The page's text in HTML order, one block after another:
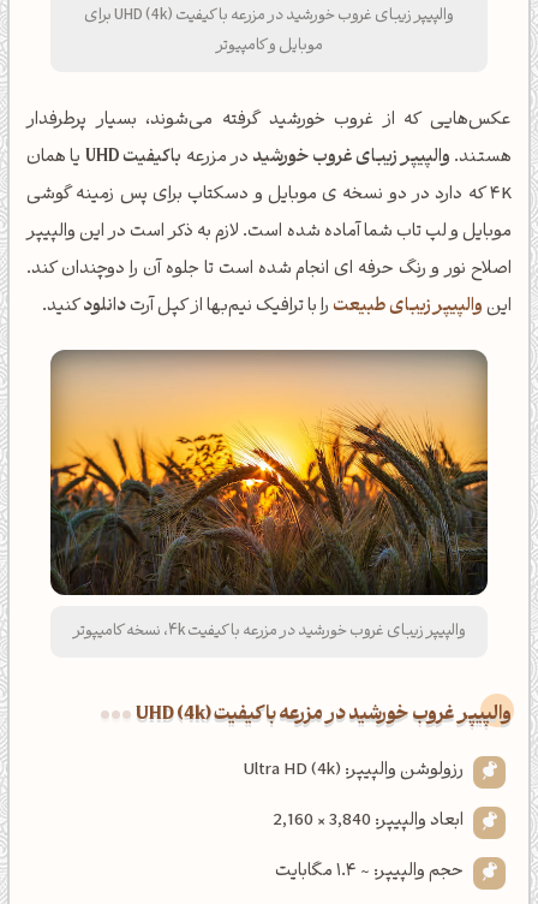
والپیپر زیبای غروب خورشید در مزرعه با کیفیت UHD (4k) برای
موبایل و کامپیوتر
عکس‌هایی که از غروب خورشید گرفته می‌شوند، بسیار پرطرفدار
هستند. والپیپر زیبای غروب خورشید در مزرعه باکیفیت UHD
یا همان
4K که دارد در دو نسخه ی موبایل و دسکتاپ برای پس زمینه گوشی
موبایل و لپ تاب شما آماده شده است. لازم به ذکر است در این والپیپر
اصلاح نور و رنگ حرفه ای انجام شده است تا جلوه آن را دوچندان کند.
اینوالپیپر زیبای طبیعترا با ترافیک نیم‌بها از کپل آرتدانلودکنید.
والپیپر زیبای غروب خورشید در مزرعه با کیفیت 4k، نسخه کامیپوتر
والپیپر غروب خورشید در مزرعه با کیفیت UHD (4k)
رزولوشن والپیپر: Ultra HD (4k)
ابعاد والپیپر: 3,840 × 2,160
حجم والپیپر: ~ 1.4 مگابایت